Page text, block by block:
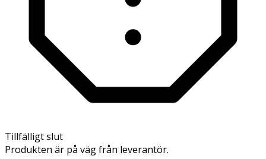
Tillfälligt slut
Produkten är på väg från leverantör.